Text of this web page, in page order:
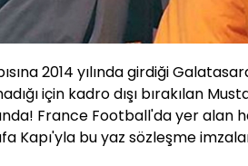
2014 yılında girdiği
için kadro dışı bırakılan
France Football'da yer alan
Kapı'yla bu yaz sözleşme